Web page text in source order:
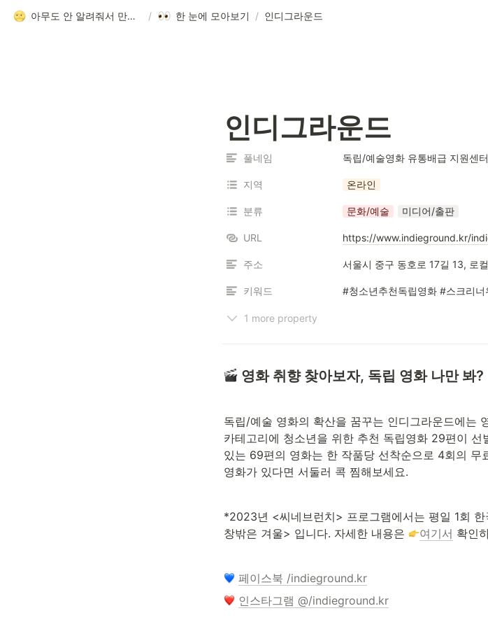
아무도 안 알려줘서 만든 청소년 네트워크 가이드 / 한 눈에 모아보기 / 인디그라운드
인디그라운드
풀네임 독립/예술영화 유통배급 지원센터
지역 온라인
분류 문화/예술 미디어/출판
URL https://www.indieground.kr/
주소 서울시 중구 동호로 17길 13, 로
키워드 #청소년추천독립영화 #스크리
1 more property
영화 취향 찾아보자, 독립 영화 나만 봐?
독립/예술 영화의 확산을 꿈꾸는 인디그라운드에는
카테고리에 청소년을 위한 추천 독립영화 29편이
있는 69편의 영화는 한 작품당 선착순으로 4회의
영화가 있다면 서둘러 콕 찜해보세요.
*2023년 <씨네브런치> 프로그램에서는 평일 1회
창밖은 겨울> 입니다. 자세한 내용은
여기서 확인
페이스북 /indieground.kr
인스타그램 @/indieground.kr